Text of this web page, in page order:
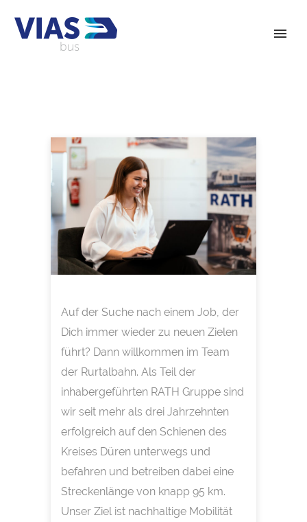
Auf der Suche nach einem Job, der
Dich immer wieder zu neuen Zielen
führt? Dann willkommen im Team
der Rurtalbahn. Als Teil der
inhabergeführten RATH Gruppe sind
wir seit mehr als drei Jahrzehnten
erfolgreich auf den Schienen des
Kreises Düren unterwegs und
befahren und betreiben dabei eine
Streckenlänge von knapp 95 km.
Unser Ziel ist nachhaltige Mobilität